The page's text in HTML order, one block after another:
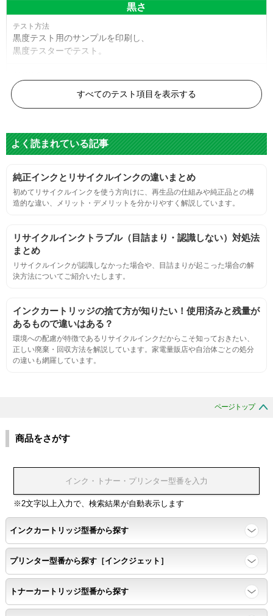
黒さ
黒度テスト用のサンプルを印刷し、
黒度テスターでテスト。
黒度の技術基準に適合する。
標準カラーサンプルを印刷する。
鮮やか、リアル、彩度、シャープなど、
標準カラ―サンプルと比べて大きな違いがないこと。
におい
サンプルシートを印刷し、直接においを嗅ぐ。
互換性
互換性テスト用のサンプルを印刷する。
浸透性テスト用のサンプルを印刷する。
任意の色を背景として使用し、
背景と違う色で8号サイズのArialフォントで
速乾性
互換性テストサンプルを5ページ連続印刷する。
すべてのテスト項目を表示する
よく読まれている記事
純正インクとリサイクルインクの違いまとめ
初めてリサイクルインクを使う方向けに、再生品の仕組みや純正品との構
造的な違い、メリット・デメリットを分かりやすく解説しています。
リサイクルインクトラブル（目詰まり・認識しない）対処法
まとめ
リサイクルインクが認識しなかった場合や、目詰まりが起こった場合の解
決方法についてご紹介いたします。
インクカートリッジの捨て方が知りたい！使用済みと残量が
あるもので違いはある？
環境への配慮が特徴であるリサイクルインクだからこそ知っておきたい、
正しい廃棄・回収方法を解説しています。家電量販店や自治体ごとの処分
の違いも網羅しています。
ページトップ
商品をさがす
※2文字以上入力で、検索結果が自動表示します
インクカートリッジ型番から探す
プリンター型番から探す［インクジェット］
トナーカートリッジ型番から探す